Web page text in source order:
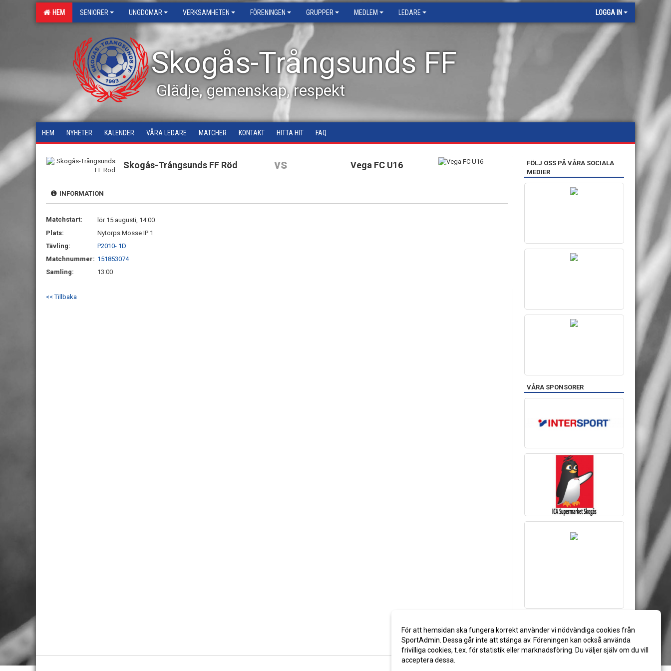
HEM SENIORER UNGDOMAR VERKSAMHETEN FÖRENINGEN GRUPPER MEDLEM LEDARE LOGGA IN
Skogås-Trångsunds FF
Glädje, gemenskap, respekt
HEM NYHETER KALENDER VÅRA LEDARE MATCHER KONTAKT HITTA HIT FAQ
Skogås-Trångsunds FF Röd vs Vega FC U16
INFORMATION
Matchstart:
lör 15 augusti, 14:00
Plats:
Nytorps Mosse IP 1
Tävling:
P2010- 1D
Matchnummer: 151853074
Samling:
13:00
<< Tillbaka
FÖLJ OSS PÅ VÅRA SOCIALA
MEDIER
VÅRA SPONSORER
För att hemsidan ska fungera korrekt använder vi nödvändiga cookies från
SportAdmin. Dessa går inte att stänga av. Föreningen kan också använda
frivilliga cookies, t.ex. för statistik eller marknadsföring. Du väljer själv om du vill
acceptera dessa.